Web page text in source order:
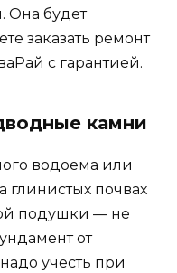
Она будет
заказать ремонт
с гарантией.
камни
водоема или
глинистых почвах
подушки — не
от
учесть при